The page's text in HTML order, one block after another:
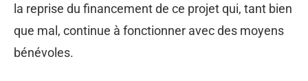
la reprise du financement de ce projet qui, tant bien
que mal, continue à fonctionner avec des moyens
bénévoles.